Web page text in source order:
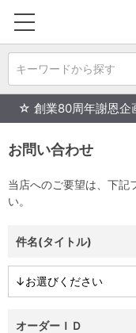
キーワードから探す
☆ 創業80周年謝恩企
お問い合わせ
当店へのご要望は、下記
い。
件名(タイトル)
オーダーＩＤ